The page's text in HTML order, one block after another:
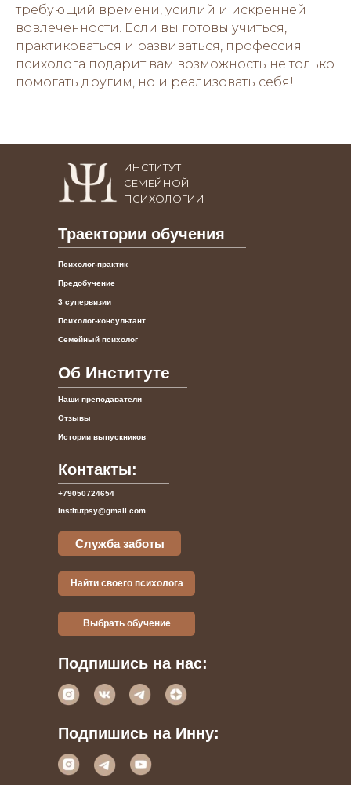
требующий времени, усилий и искренней
вовлеченности. Если вы готовы учиться,
практиковаться и развиваться, профессия
психолога подарит вам возможность не только
помогать другим, но и реализовать себя!
Траектории обучения
Психолог-практик
Предобучение
3 супервизии
Психолог-консультант
Семейный психолог
Контакты:
+79050724654
Служба заботы
institutpsy@gmail.com
Об Институте
Наши преподаватели
Отзывы
Истории выпускников
Найти своего психолога
Выбрать обучение
Подпишись на нас:
Подпишись на Инну:
ИНСТИТУТ
СЕМЕЙНОЙ
ПСИХОЛОГИИ